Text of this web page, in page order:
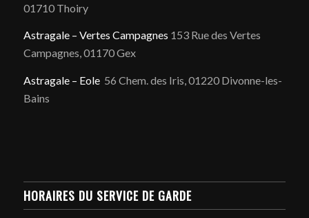
01710 Thoiry
Astragale – Vertes Campagnes 153 Rue des Vertes
Campagnes, 01170 Gex
Astragale – Eole56 Chem. des Iris, 01220 Divonne-les-
Bains
HORAIRES DU SERVICE DE GARDE